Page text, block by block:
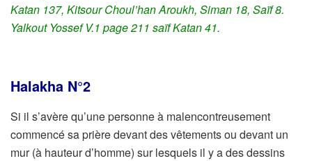
Katan 137, Kitsour Choul’han Aroukh, Siman 18, Saïf 8.
Yalkout Yossef V.1 page 211 saïf Katan 41.
Halakha N°2
Si il s’avère qu’une personne à malencontreusement
commencé sa prière devant des vêtements ou devant un
mur (à hauteur d’homme) sur lesquels il y a des dessins